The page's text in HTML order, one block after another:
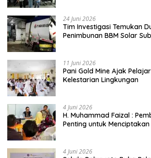
24 Juni 2026
Tim Investigasi Temukan
Penimbunan BBM Solar
11 Juni 2026
Pani Gold Mine Ajak
Kelestarian Lingkungan
4 Juni 2026
H. Muhammad Faizal :
Penting untuk
4 Juni 2026